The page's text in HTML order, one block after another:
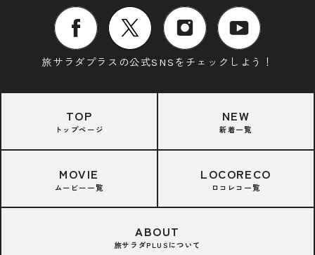
旅サラダプラスの公式SNSをチェックしよう！
TOP
トップページ
NEW
新着一覧
MOVIE
ムービー一覧
LOCORECO
ロコレコ一覧
ABOUT
旅サラダPLUSについて